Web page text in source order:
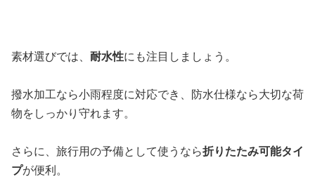
素材選びでは、 耐水性にも注目しましょう。
撥水加工なら小雨程度に対応でき、防水仕様なら大切な荷
物をしっかり守れます。
さらに、旅行用の予備として使うなら折りたたみ可能タイ
プが便利。